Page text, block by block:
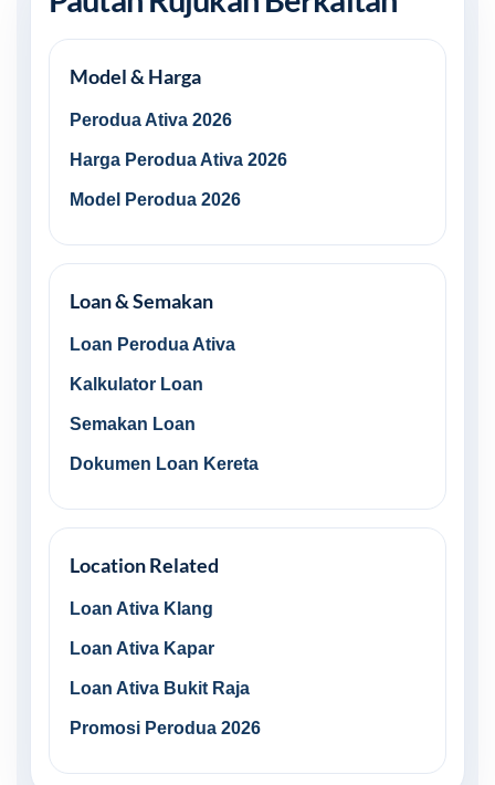
Model & Harga
Perodua Ativa 2026
Harga Perodua Ativa 2026
Model Perodua 2026
Loan & Semakan
Loan Perodua Ativa
Kalkulator Loan
Semakan Loan
Dokumen Loan Kereta
Location Related
Loan Ativa Klang
Loan Ativa Kapar
Loan Ativa Bukit Raja
Promosi Perodua 2026